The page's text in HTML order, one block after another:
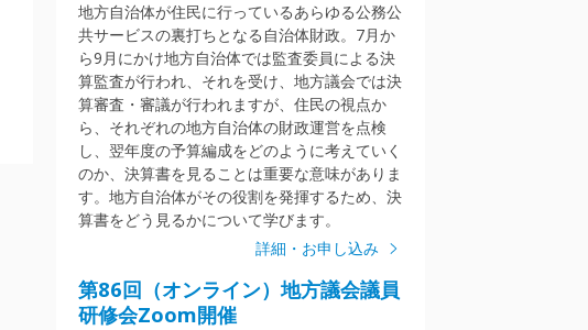
地方自治体が住民に行っているあらゆる公務公
共サービスの裏打ちとなる自治体財政。7月か
ら9月にかけ地方自治体では監査委員による決
算監査が行われ、それを受け、地方議会では決
算審査・審議が行われますが、住民の視点か
ら、それぞれの地方自治体の財政運営を点検
し、翌年度の予算編成をどのように考えていく
のか、決算書を見ることは重要な意味がありま
す。地方自治体がその役割を発揮するため、決
算書をどう見るかについて学びます。
詳細・お申し込み
第86回（オンライン）地方議会議員
研修会Zoom開催